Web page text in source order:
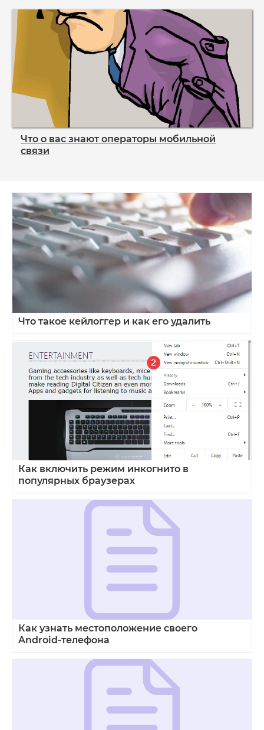
Что о вас знают операторы мобильной
связи
Что такое кейлоггер и как его удалить
Как включить режим инкогнито в
популярных браузерах
Как узнать местоположение своего
Android‑телефона